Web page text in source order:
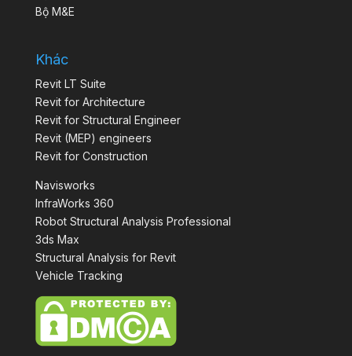
Bộ M&E
Khác
Revit LT Suite
Revit for Architecture
Revit for Structural Engineer
Revit (MEP) engineers
Revit for Construction
Navisworks
InfraWorks 360
Robot Structural Analysis Professional
3ds Max
Structural Analysis for Revit
Vehicle Tracking